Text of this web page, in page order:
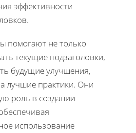
эффективности
помогают не только
текущие подзаголовки,
будущие улучшения,
лучшие практики. Они
роль в создании
использование